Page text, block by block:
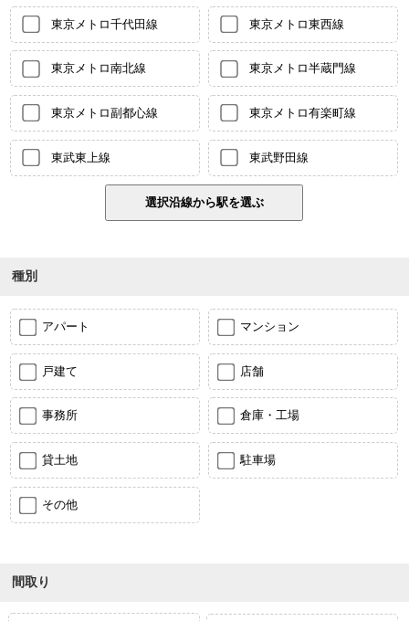
東京メトロ千代田線 東京メトロ東西線
東京メトロ南北線 東京メトロ半蔵門線
東京メトロ副都心線 東京メトロ有楽町線
東武東上線 東武野田線
種別
アパート マンション
戸建て 店舗
事務所 倉庫・工場
貸土地 駐車場
その他
間取り